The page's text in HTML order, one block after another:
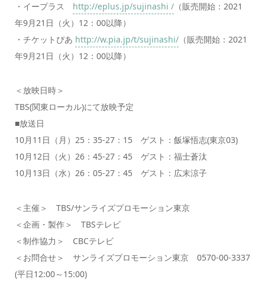
・イープラス http://eplus.jp/sujinashi /（販売開始：2021
年9月21日（火）12：00以降）
・チケットぴあ http://w.pia.jp/t/sujinashi/（販売開始：2021
年9月21日（火）12：00以降）
＜放映日時＞
TBS(関東ローカル)にて放映予定
■放送日
10月11日（月）25：35-27：15 ゲスト：飯塚悟志(東京03)
10月12日（火）26：45-27：45 ゲスト：福士蒼汰
10月13日（水）26：05-27：45 ゲスト：広末涼子
＜主催＞ TBS/サンライズプロモーション東京
＜企画・製作＞ TBSテレビ
＜制作協力＞ CBCテレビ
＜お問合せ＞ サンライズプロモーション東京 0570-00-3337
(平日12:00～15:00)